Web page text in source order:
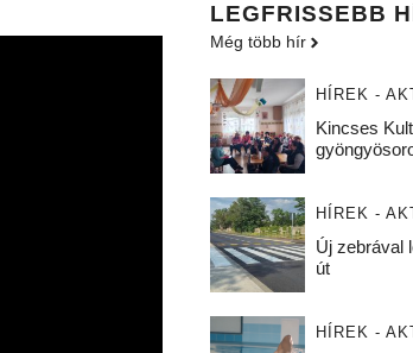
LEGFRISSEBB
Még több hír
HÍREK -
Kincses
HÍREK -
Új zebrával
út
HÍREK -